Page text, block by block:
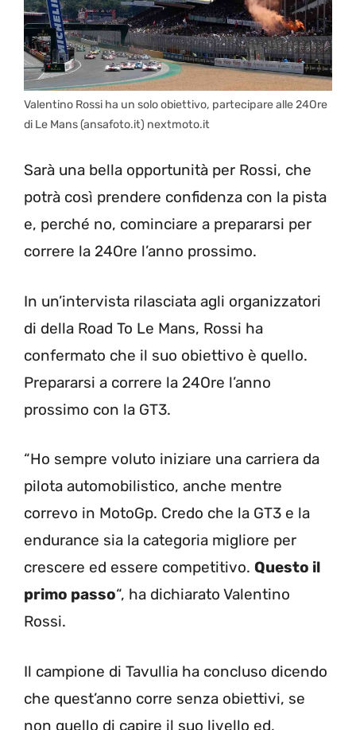
Valentino Rossi ha un solo obiettivo, partecipare alle 24Ore
di Le Mans (ansafoto.it) nextmoto.it
Sarà una bella opportunità per Rossi, che
potrà così prendere confidenza con la pista
e, perché no, cominciare a prepararsi per
correre la 24Ore l’anno prossimo.
In un’intervista rilasciata agli organizzatori
di della Road To Le Mans, Rossi ha
confermato che il suo obiettivo è quello.
Prepararsi a correre la 24Ore l’anno
prossimo con la GT3.
“Ho sempre voluto iniziare una carriera da
pilota automobilistico, anche mentre
correvo in MotoGp. Credo che la GT3 e la
endurance sia la categoria migliore per
crescere ed essere competitivo. Questo il
primo passo“, ha dichiarato Valentino
Rossi.
Il campione di Tavullia ha concluso dicendo
che quest’anno corre senza obiettivi, se
non quello di capire il suo livello ed,